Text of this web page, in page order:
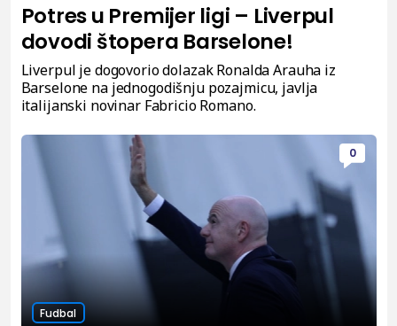
Potres u Premijer ligi – Liverpul
dovodi štopera Barselone!
Liverpul je dogovorio dolazak Ronalda Arauha iz
Barselone na jednogodišnju pozajmicu, javlja
italijanski novinar Fabricio Romano.
0
Fudbal